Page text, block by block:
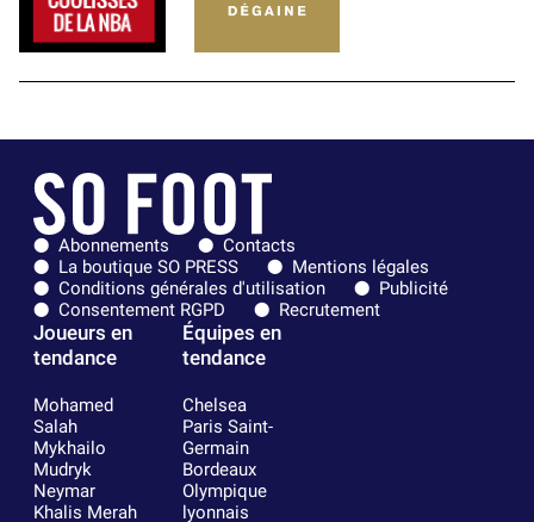
Abonnements
Contacts
La boutique SO PRESS
Mentions légales
Conditions générales d'utilisation
Publicité
Consentement RGPD
Recrutement
Joueurs en
tendance
Mohamed
Salah
Mykhailo
Mudryk
Neymar
Khalis Merah
Équipes en
tendance
Chelsea
Paris Saint-
Germain
Bordeaux
Olympique
lyonnais